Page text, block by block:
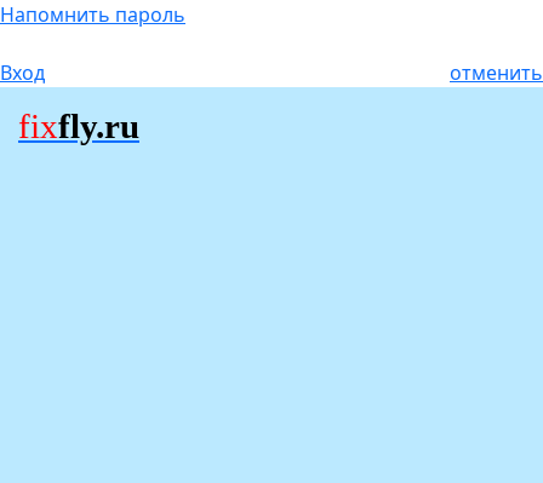
Напомнить пароль
Вход отменить
fixfly.ru